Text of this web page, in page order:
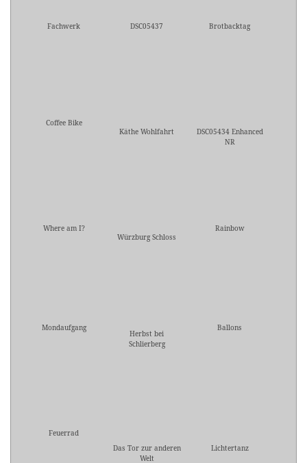
Fachwerk DSC05437 Brotbacktag
Coffee Bike
Käthe Wohlfahrt
DSC05434 Enhanced
NR
Where am I?
Würzburg Schloss
Rainbow
Mondaufgang
Herbst bei
Schlierberg
Ballons
Feuerrad
Das Tor zur anderen
Welt
Lichtertanz